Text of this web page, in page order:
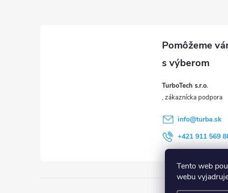
Tento web
webu
TurboTech s.r.o.
info@turba.sk
+421 911 569